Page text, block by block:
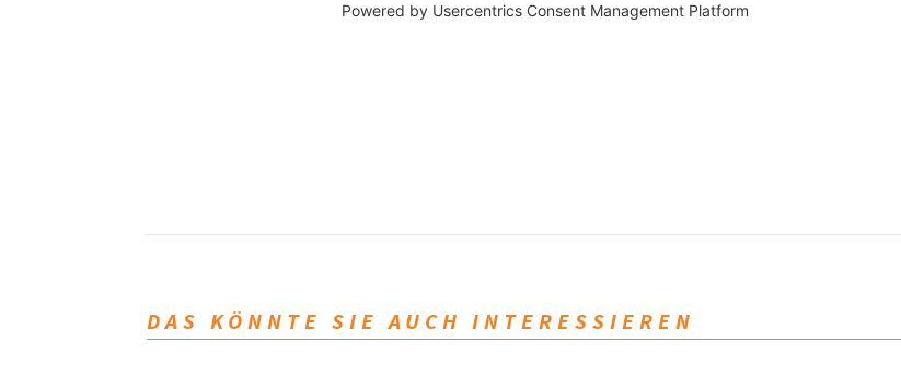
Powered by Usercentrics Consent Management Platform
DAS KÖNNTE SIE AUCH INTERESSIEREN